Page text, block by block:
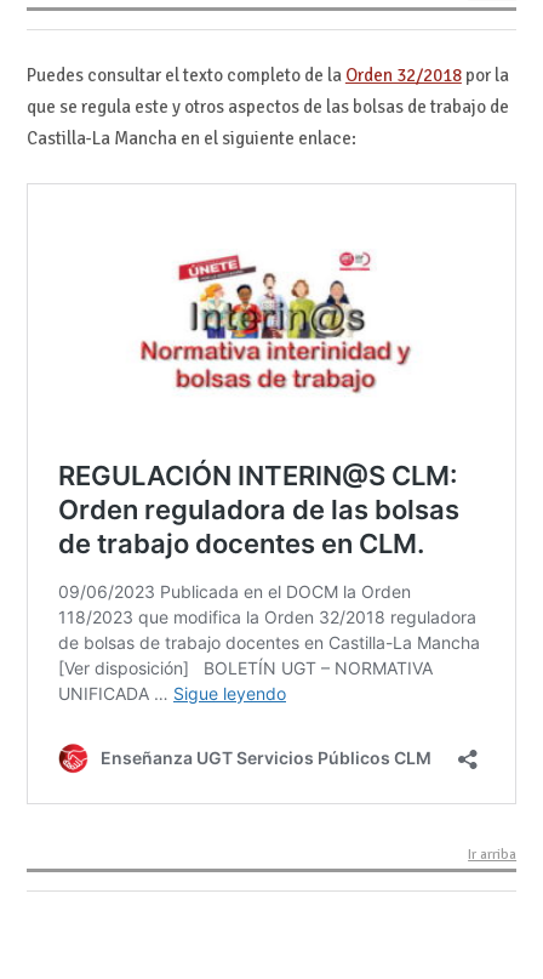
Puedes consultar el texto completo de la Orden 32/2018por la
que se regula este y otros aspectos de las bolsas de trabajo de
Castilla-La Mancha en el siguiente enlace:
Ir arriba